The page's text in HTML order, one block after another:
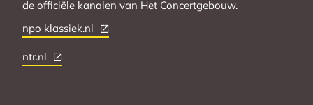
de officiële kanalen van Het Concertgebouw.
npo klassiek.nl
ntr.nl